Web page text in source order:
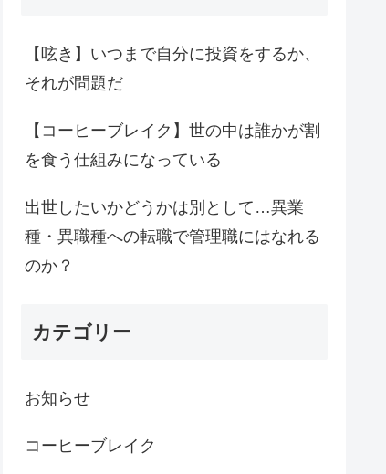
【呟き】いつまで自分に投資をするか、
それが問題だ
【コーヒーブレイク】世の中は誰かが割
を食う仕組みになっている
出世したいかどうかは別として…異業
種・異職種への転職で管理職にはなれる
のか？
カテゴリー
お知らせ
コーヒーブレイク